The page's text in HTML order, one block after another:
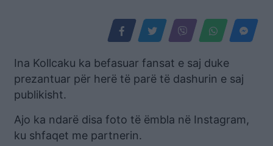
Ina Kollcaku ka befasuar fansat e saj duke
prezantuar për herë të parë të dashurin e saj
publikisht.
Ajo ka ndarë disa foto të ëmbla në Instagram,
ku shfaqet me partnerin.